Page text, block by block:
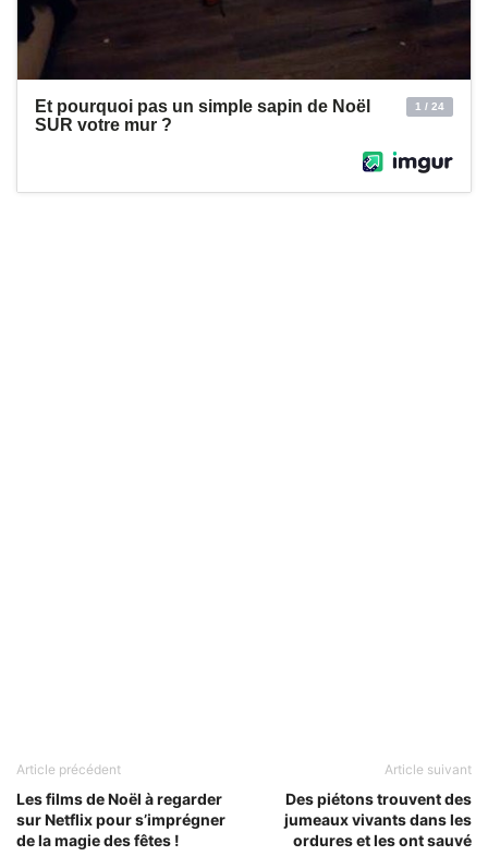
Article précédent
Les films de Noël à regarder
sur Netflix pour s’imprégner
de la magie des fêtes !
Article suivant
Des piétons trouvent des
jumeaux vivants dans les
ordures et les ont sauvé